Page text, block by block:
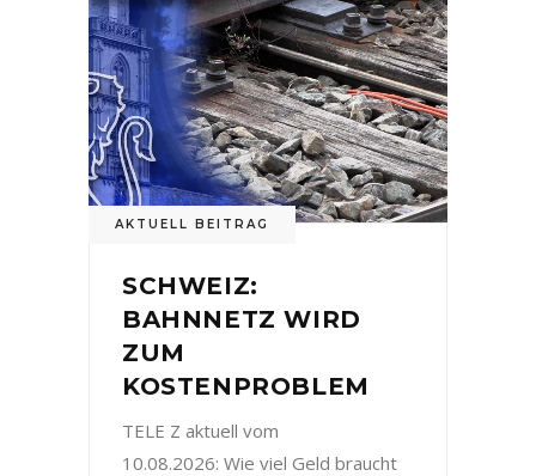
AKTUELL BEITRAG
SCHWEIZ:
BAHNNETZ WIRD
ZUM
KOSTENPROBLEM
TELE Z aktuell vom
10.08.2026: Wie viel Geld braucht